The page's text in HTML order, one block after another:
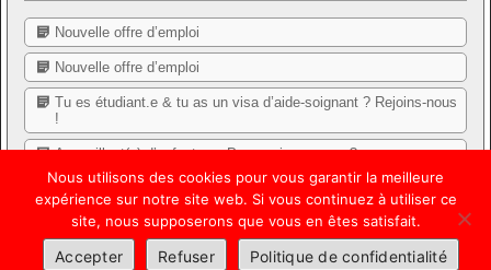
Nouvelle offre d’emploi
Nouvelle offre d’emploi
Tu es étudiant.e & tu as un visa d’aide-soignant ? Rejoins-nous
!
Accueillant(e) d’enfants…. Pourquoi pas vous ?
Annuaire social
2019-2026, C.P.A.S. Tubize Politique de confidentialité
Nous utilisons des cookies pour vous garantir la meilleure
expérience sur notre site web. Si vous continuez à utiliser ce
site, nous supposerons que vous en êtes satisfait.
Accepter Refuser Politique de confidentialité